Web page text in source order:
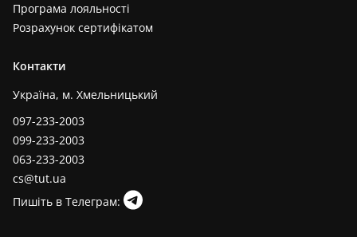
Програма лояльності
Розрахунок сертифікатом
Контакти
Україна, м. Хмельницький
097-233-2003
099-233-2003
063-233-2003
cs@tut.ua
Пишіть в Телеграм: